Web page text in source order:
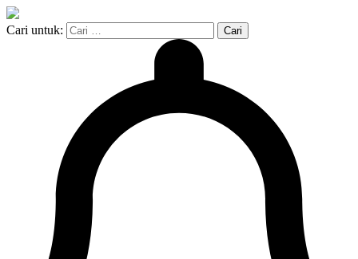
Cari untuk: